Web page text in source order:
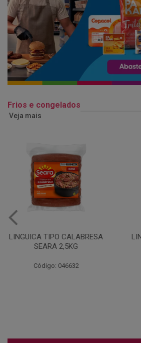
Frios e congelados
Veja mais
LINGUIÇA DE FRANGO
AURORA 5KG
Código: 046371